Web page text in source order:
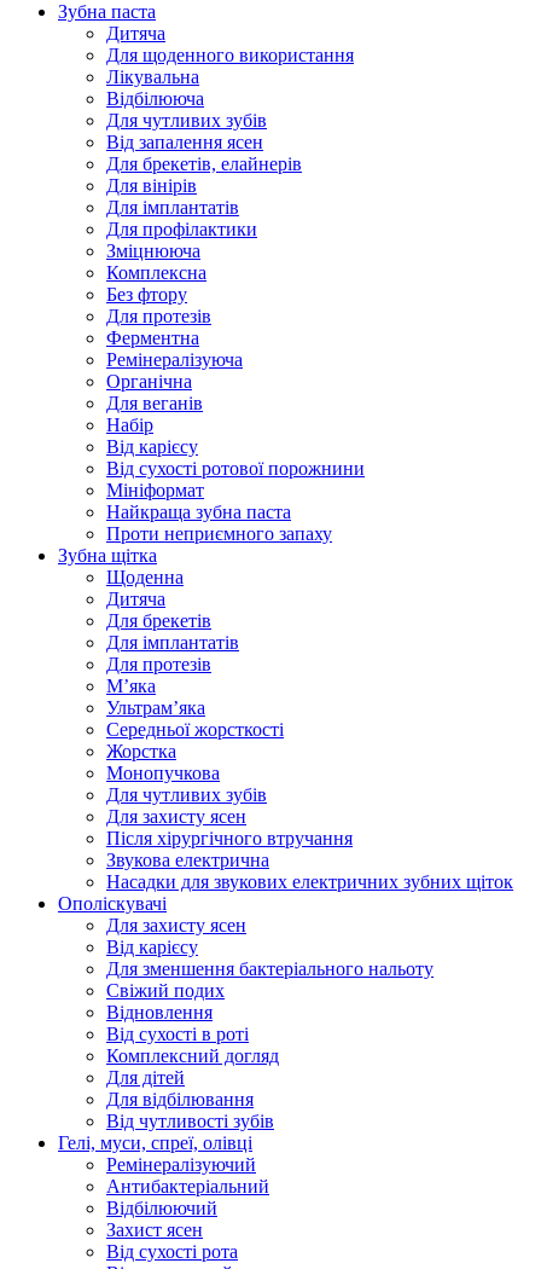
Зубна паста
Дитяча
Для щоденного використання
Лікувальна
Відбілююча
Для чутливих зубів
Від запалення ясен
Для брекетів, елайнерів
Для вінірів
Для імплантатів
Для профілактики
Зміцнююча
Комплексна
Без фтору
Для протезів
Ферментна
Ремінералізуюча
Органічна
Для веганів
Набір
Від карієсу
Від сухості ротової порожнини
Мініформат
Найкраща зубна паста
Проти неприємного запаху
Зубна щітка
Щоденна
Дитяча
Для брекетів
Для імплантатів
Для протезів
Мʼяка
Ультрамʼяка
Середньої жорсткості
Жорстка
Монопучкова
Для чутливих зубів
Для захисту ясен
Після хірургічного втручання
Звукова електрична
Насадки для звукових електричних зубних щіток
Ополіскувачі
Для захисту ясен
Від карієсу
Для зменшення бактеріального нальоту
Свіжий подих
Відновлення
Від сухості в роті
Комплексний догляд
Для дітей
Для відбілювання
Від чутливості зубів
Гелі, муси, спреї, олівці
Ремінералізуючий
Антибактеріальний
Відбілюючий
Захист ясен
Від сухості рота